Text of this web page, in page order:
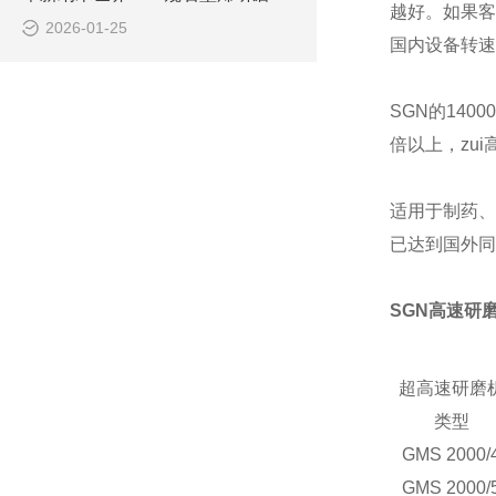
2026-01-25
越好。如果
国内设备转
SGN的
倍以上，zui
适用于制药
已达到国外
SGN高速研
超高速研磨
类型
GMS 2000/
GMS 2000/